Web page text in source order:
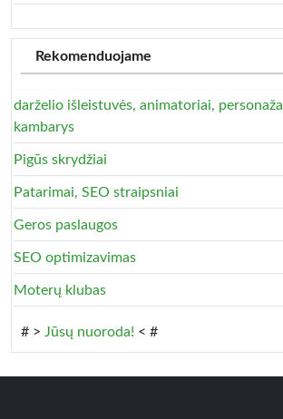
Rekomenduojame
darželio išleistuvės, animatoriai,
kambarys
Pigūs skrydžiai
Patarimai, SEO straipsniai
Geros paslaugos
SEO optimizavimas
Moterų klubas
# > Jūsų nuoroda! < #